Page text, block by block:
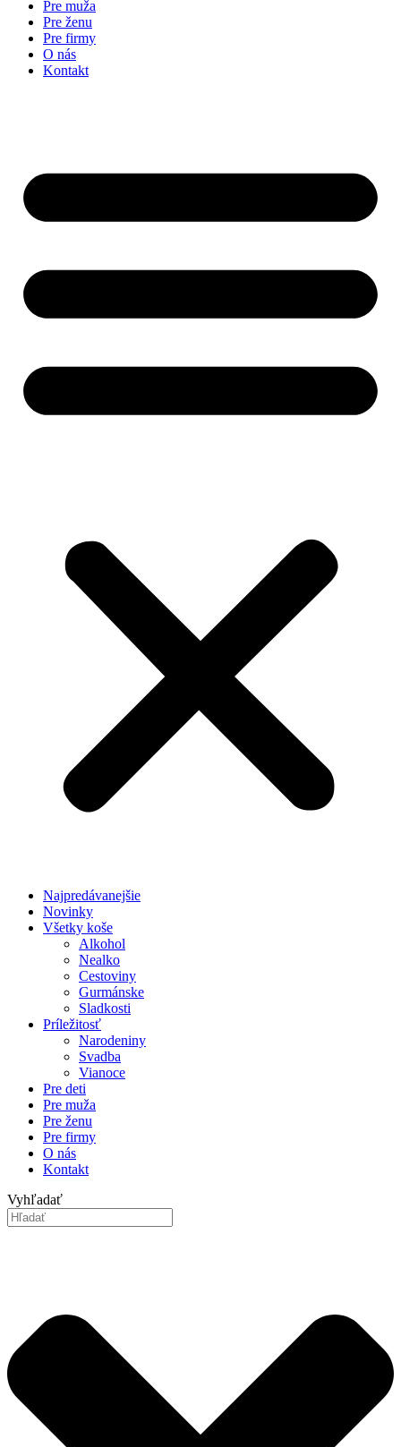
Pre muža
Pre ženu
Pre firmy
O nás
Kontakt
Najpredávanejšie
Novinky
Všetky koše
Alkohol
Nealko
Cestoviny
Gurmánske
Sladkosti
Príležitosť
Narodeniny
Svadba
Vianoce
Pre deti
Pre muža
Pre ženu
Pre firmy
O nás
Kontakt
Vyhľadať